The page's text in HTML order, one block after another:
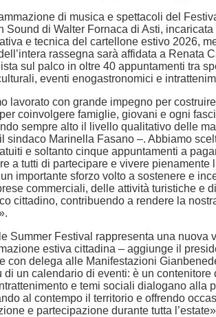
di musica e spettacoli del
Sound di Walter Fornaca di Asti,
e tecnica del cartellone estivo 2026,
rassegna sarà affidata a Renata
sul palco in oltre 40 appuntamenti tra
eventi enogastronomici e
lavorato con grande impegno per
coinvolgere famiglie, giovani e ogni
sempre alto il livello qualitativo delle
sindaco Marinella Fasano –. Abbiamo
e soltanto cinque appuntamenti a
a tutti di partecipare e vivere pienamente
importante sforzo volto a sostenere e
commerciali, delle attività turistiche e
cittadino, contribuendo a rendere la
Summer Festival rappresenta una nuova
estiva cittadina – aggiunge il
con delega alle Manifestazioni
di un calendario di eventi: è un contenitore
e temi sociali dialogano alla
al contempo il territorio e offrendo
e partecipazione durante tutta